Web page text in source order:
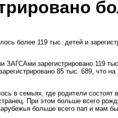
более 119 тыс. детей и
ЗАГСАми зарегистрировано 119
85 тыс. 689, что
в семьях, где родители состоят
При этом больше всего
больше всего пап и мам